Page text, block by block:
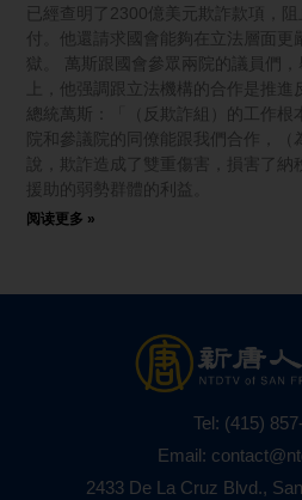
已經查明了2300億美元欺詐款項，
付。他還請求國會能夠在立法層面更
獄。 萬斯跟國會參眾兩院的議員們
上，他强調跟立法機構的合作是推進
總統萬斯：「（反欺詐組）的工作根
院和參議院的同僚能跟我們合作，
說，欺詐造成了雙重傷害，損害了納
援助的弱勢群體的利益。
阅读更多 »
Tel: (415)
Email:
2433 De La Cruz Blvd.,